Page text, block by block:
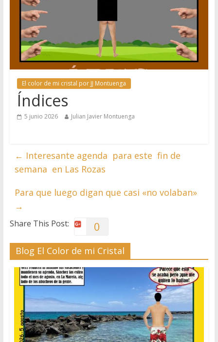
El color de mi cristal por JJ Montuenga
Índices
5 junio 2026 Julian Javier Montuenga
← Interesante agenda para este fin de
semana en Las Rozas
Para que luego digan que casi «no volaban»
→
Share This Post: 0
Blog El Color de mi Cristal